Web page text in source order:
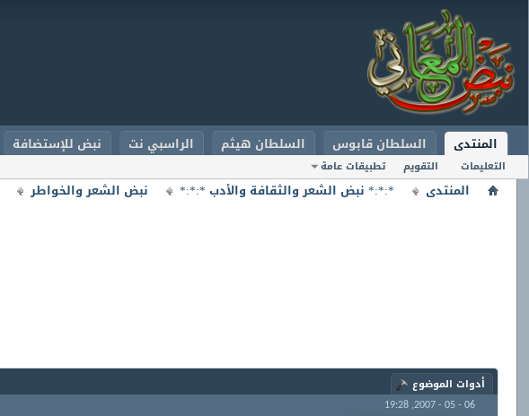
المنتدى
التعليمات التقويم تطبيقات عامة
السلطان قابوس السلطان هيثم الراسبي نت نبض للإستضافة
المنتدى *:*:* نبض الشعر والثقافة والأدب *:*:* نبض الشعر والخواطر
أدوات الموضوع
06 - 05 - 2007,
19:28